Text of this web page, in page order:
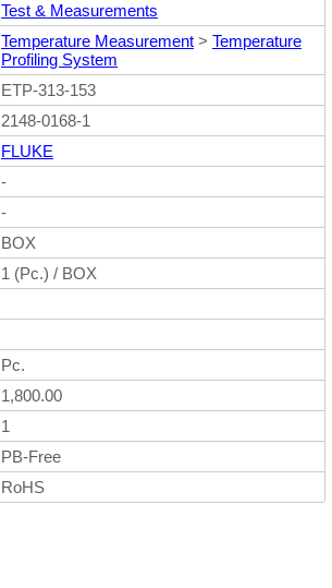
Test & Measurements
Temperature Measurement > Temperature
Profiling System
ETP-313-153
2148-0168-1
FLUKE
-
-
BOX
1 (Pc.) / BOX
Pc.
1,800.00
1
PB-Free
RoHS